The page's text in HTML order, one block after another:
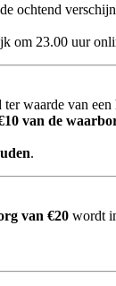
ochtend
om 23.00 uur
waarde van
van de
.
van €20 wordt